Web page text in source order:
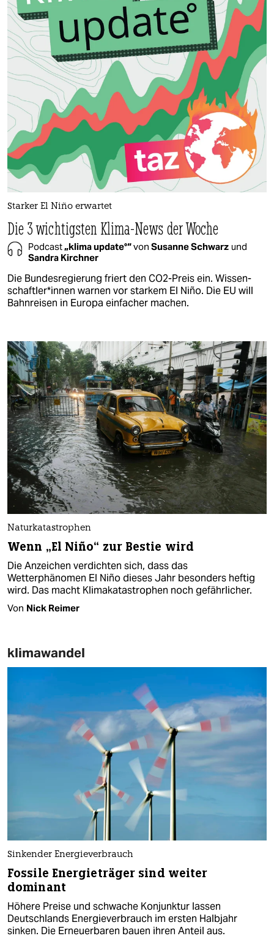
Starker El Niño erwartet
Die 3 wichtigsten Klima-News der Woche
Podcast„klima update°“von Susanne Schwarz und
Sandra Kirchner
Die Bundesregierung friert den CO2-Preis ein. Wis­sen­
schaft­le­r*in­nen warnen vor starkem El Niño. Die EU will
Bahnreisen in Europa einfacher machen.
Naturkatastrophen
Wenn „El Niño“ zur Bestie wird
Die Anzeichen verdichten sich, dass das
Wetterphänomen El Niño dieses Jahr besonders heftig
wird. Das macht Klimakatastrophen noch gefährlicher.
Von Nick Reimer
klimawandel
Sinkender Energieverbrauch
Fossile Energieträger sind weiter
dominant
Höhere Preise und schwache Konjunktur lassen
Deutschlands Energieverbrauch im ersten Halbjahr
sinken. Die Erneuerbaren bauen ihren Anteil aus.